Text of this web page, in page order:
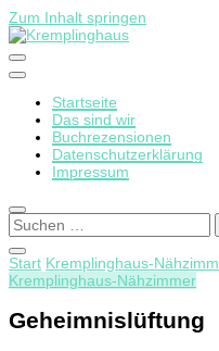
Zum Inhalt springen
Startseite
Das sind wir
Buchrezensionen
Datenschutzerklärung
Impressum
Suchen
nach:
Start Kremplinghaus-
Kremplinghaus-Nähzimmer
Geheimnislüftung